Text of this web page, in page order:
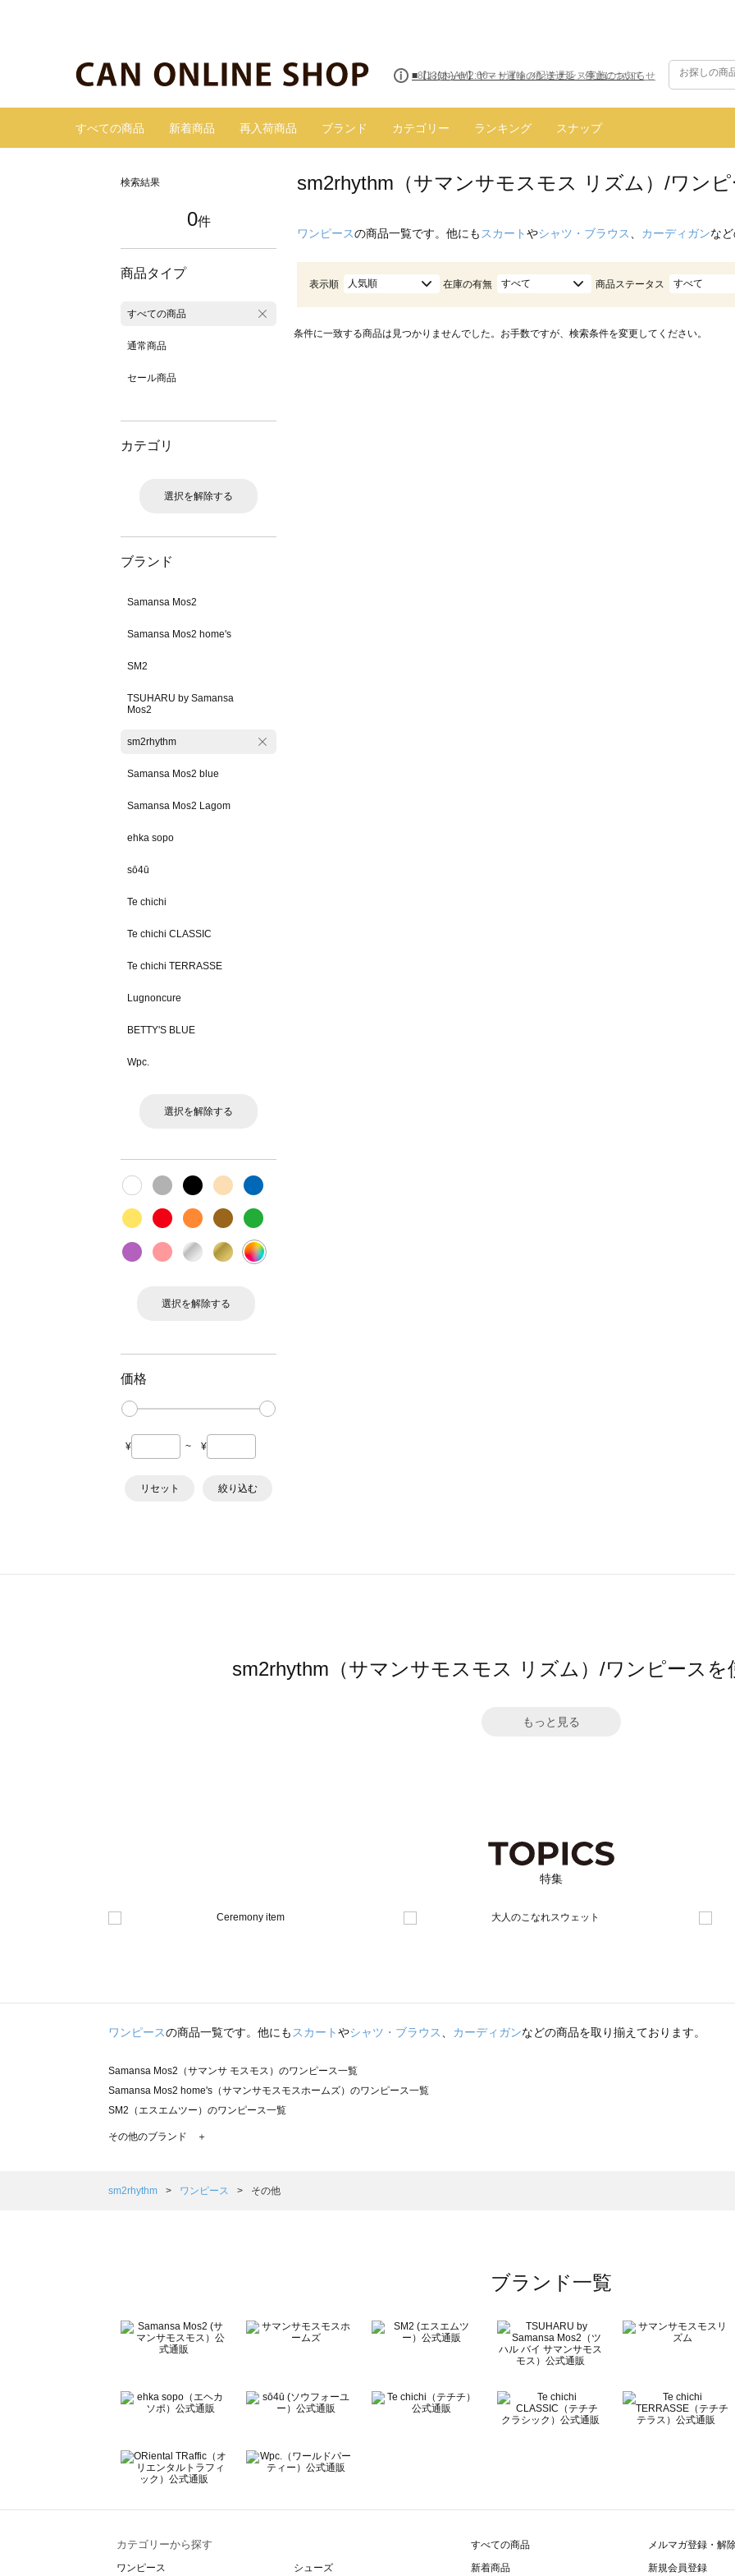
■8/13(木)AM2:00～サイトメンテナンス実施のお知らせ
すべての商品 新着商品 再入荷商品 ブランド カテゴリー ランキング スナップ
検索結果
0件
商品タイプ
すべての商品
通常商品
セール商品
カテゴリ
選択を解除する
ブランド
Samansa Mos2
Samansa Mos2 home's
SM2
TSUHARU by Samansa
Mos2
sm2rhythm
Samansa Mos2 blue
Samansa Mos2 Lagom
ehka sopo
sō4ū
Te chichi
Te chichi CLASSIC
Te chichi TERRASSE
Lugnoncure
BETTY'S BLUE
Wpc.
選択を解除する
選択を解除する
価格
¥ ~ ¥
リセット 絞り込む
sm2rhythm（サマンサモスモス リズム）/ワンピ
ワンピースの商品一覧です。他にも スカートやシャツ・ブラウス カーディガンな
表示順 人気順 在庫の有無 すべて 商品ステータス すべて
条件に一致する商品は見つかりませんでした。お手数ですが、検索条件を変更してください。
sm2rhythm（サマンサモスモス リズム）/ワンピース
もっと見る
特集
ワンピースの商品一覧です。他にも スカートやシャツ・ブラウス カーディガンなどの商品を取り揃えております。
Samansa Mos2（サマンサ モスモス）のワンピース一覧
Samansa Mos2 home's（サマンサモスモスホームズ）のワンピース一覧
SM2（エスエムツー）のワンピース一覧
TSUHARU by Samansa Mos2（ツハルバイサマンサモスモス）のワンピース一覧
Samansa Mos2 Lagom（サマンサモスモス ラーゴム）のワンピース一覧
BETTY'S BLUE（べティーズブルー）のワンピース一覧
Wpc.（ワールドパーティー）のワンピース一覧
その他のブランド ＋
sm2rhythm ワンピース その他
ブランド一覧
カテゴリーから探す
ワンピース シューズ
すべての商品
新着商品
メルマガ登録・解
新規会員登録